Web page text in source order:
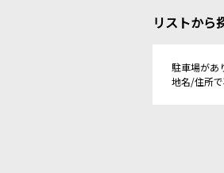
リストから
駐車場があ
地名/住所